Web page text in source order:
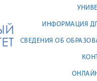
ИНФОРМАЦИЯ
СВЕДЕНИЯ ОБ